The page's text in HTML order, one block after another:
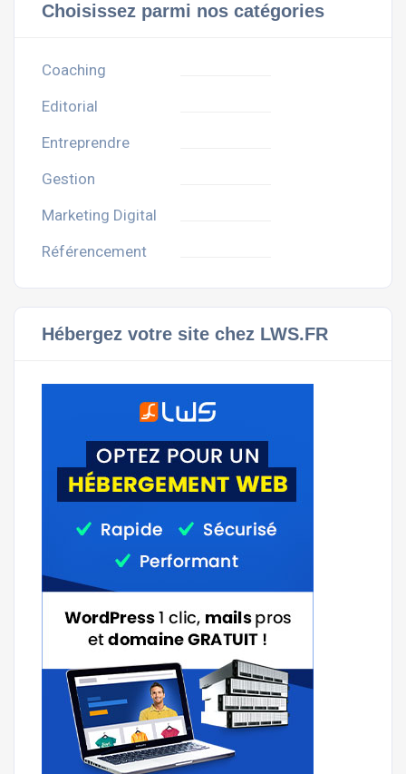
Choisissez parmi nos catégories
Coaching
Editorial
Entreprendre
Gestion
Marketing Digital
Référencement
Hébergez votre site chez LWS.FR